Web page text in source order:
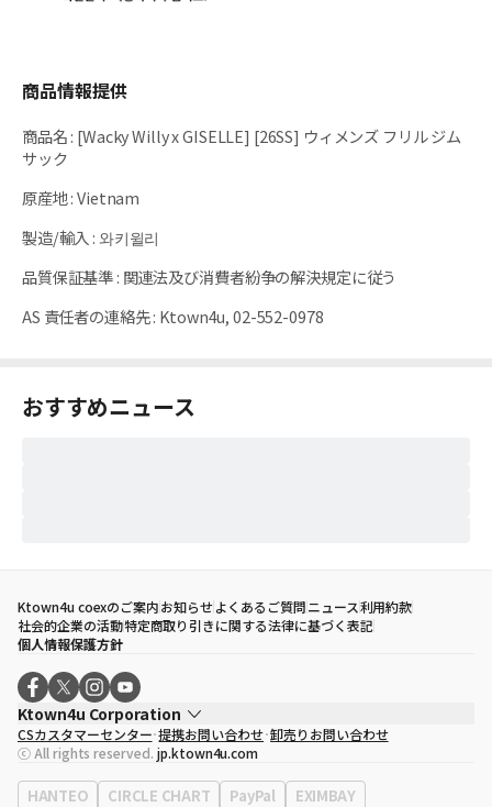
商品情報提供
商品名: [Wacky Willy x GISELLE] [26SS] ウィメンズ フリル ジム
サック
原産地:Vietnam
製造/輸入: 와키윌리
品質保証基準: 関連法及び消費者紛争の解決規定に従う
AS 責任者の連絡先: Ktown4u, 02-552-0978
おすすめニュース
Ktown4u coexのご案内お知らせよくあるご質問ニュース利用約款
社会的企業の活動特定商取り引きに関する法律に基づく表記
個人情報保護方針
Ktown4u Corporation
代表取締役
ソン・ヒョミン
事業者登録番号
120-87-71116
eContext
0120-23-7523
事務所住所
ソウル特別市江南区永東大路513、3階(三成洞、coex)
CSカスタマーセンター 提携お問い合わせ 卸売りお問い合わせ
ⓒ All rights reserved. jp.ktown4u.com
HANTEO CIRCLE CHART PayPal EXIMBAY